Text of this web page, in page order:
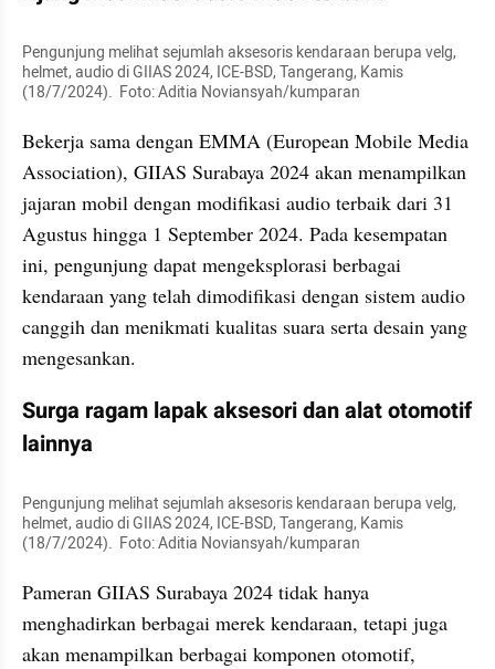
Pengunjung melihat sejumlah aksesoris kendaraan berupa velg,
helmet, audio di GIIAS 2024, ICE-BSD, Tangerang, Kamis
(18/7/2024).  Foto: Aditia Noviansyah/kumparan
Bekerja sama dengan EMMA (European Mobile Media
Association), GIIAS Surabaya 2024 akan menampilkan
jajaran mobil dengan modifikasi audio terbaik dari 31
Agustus hingga 1 September 2024. Pada kesempatan
ini, pengunjung dapat mengeksplorasi berbagai
kendaraan yang telah dimodifikasi dengan sistem audio
canggih dan menikmati kualitas suara serta desain yang
mengesankan.
Surga ragam lapak aksesori dan alat otomotif
lainnya
Pengunjung melihat sejumlah aksesoris kendaraan berupa velg,
helmet, audio di GIIAS 2024, ICE-BSD, Tangerang, Kamis
(18/7/2024).  Foto: Aditia Noviansyah/kumparan
Pameran GIIAS Surabaya 2024 tidak hanya
menghadirkan berbagai merek kendaraan, tetapi juga
akan menampilkan berbagai komponen otomotif,